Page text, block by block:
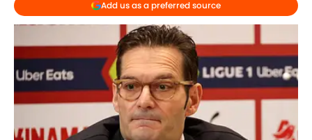
Add us as a preferred source